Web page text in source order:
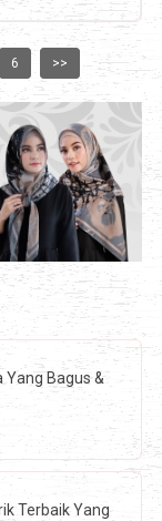
6 >>
Yang Bagus &
Terbaik Yang